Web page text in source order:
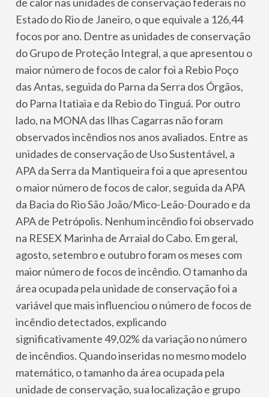
Estado do Rio de Janeiro, o que equivale a 126,44
focos por ano. Dentre as unidades de conservação
do Grupo de Proteção Integral, a que apresentou o
maior número de focos de calor foi a Rebio Poço
das Antas, seguida do Parna da Serra dos Órgãos,
do Parna Itatiaia e da Rebio do Tinguá. Por outro
lado, na MONA das Ilhas Cagarras não foram
observados incêndios nos anos avaliados. Entre as
unidades de conservação de Uso Sustentável, a
APA da Serra da Mantiqueira foi a que apresentou
o maior número de focos de calor, seguida da APA
da Bacia do Rio São João/Mico-Leão-Dourado e da
APA de Petrópolis. Nenhum incêndio foi observado
na RESEX Marinha de Arraial do Cabo. Em geral,
agosto, setembro e outubro foram os meses com
maior número de focos de incêndio. O tamanho da
área ocupada pela unidade de conservação foi a
variável que mais influenciou o número de focos de
incêndio detectados, explicando
significativamente 49,02% da variação no número
de incêndios. Quando inseridas no mesmo modelo
matemático, o tamanho da área ocupada pela
unidade de conservação, sua localização e grupo